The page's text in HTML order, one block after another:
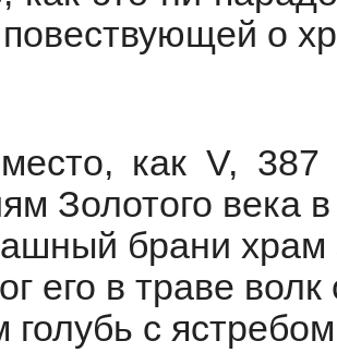
о
как V,
Золотого века
брани храм
его в траве
голубь с